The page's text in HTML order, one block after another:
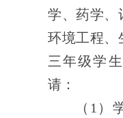
学、药学、
环境工程、
三年级学生
请：
（ 1 ）